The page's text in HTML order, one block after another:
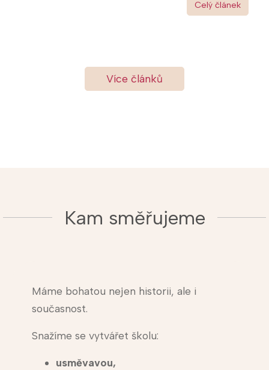
Celý článek
Více článků
Kam směřujeme
Máme bohatou nejen historii, ale i
současnost.
Snažíme se vytvářet školu:
usměvavou,